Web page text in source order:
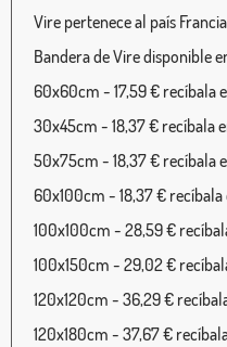
Vire pertenece al país Francia
Bandera de Vire disponible
60x60cm - 17,59 € recíbala
30x45cm - 18,37 € recíbala
50x75cm - 18,37 € recíbala
60x100cm - 18,37 € recíbala
100x100cm - 28,59 €
100x150cm - 29,02 €
120x120cm - 36,29 €
120x180cm - 37,67 €